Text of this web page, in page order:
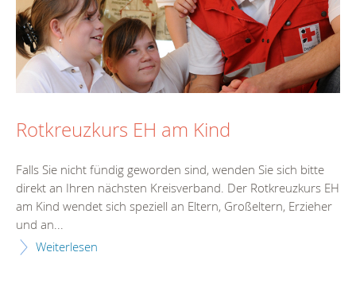
Rotkreuzkurs EH am Kind
Falls Sie nicht fündig geworden sind, wenden Sie sich bitte
direkt an Ihren nächsten Kreisverband. Der Rotkreuzkurs EH
am Kind wendet sich speziell an Eltern, Großeltern, Erzieher
und an...
Weiterlesen